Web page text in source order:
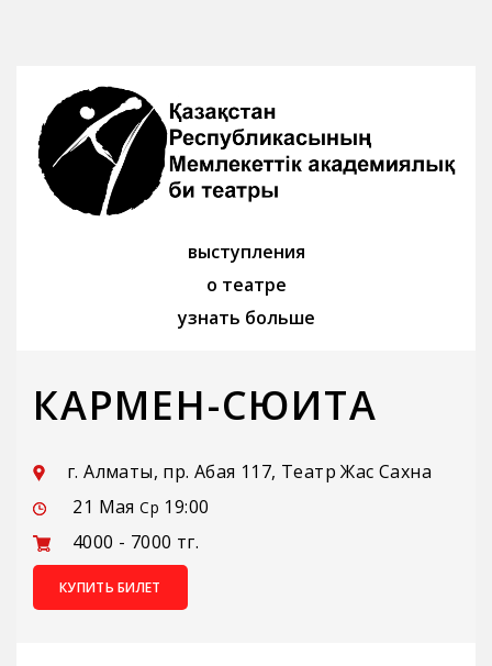
выступления
о театре
узнать больше
КАРМЕН-СЮИТА
г. Алматы, пр. Абая 117, Театр Жас Сахна
21 Мая Ср 19:00
4000 - 7000 тг.
КУПИТЬ БИЛЕТ